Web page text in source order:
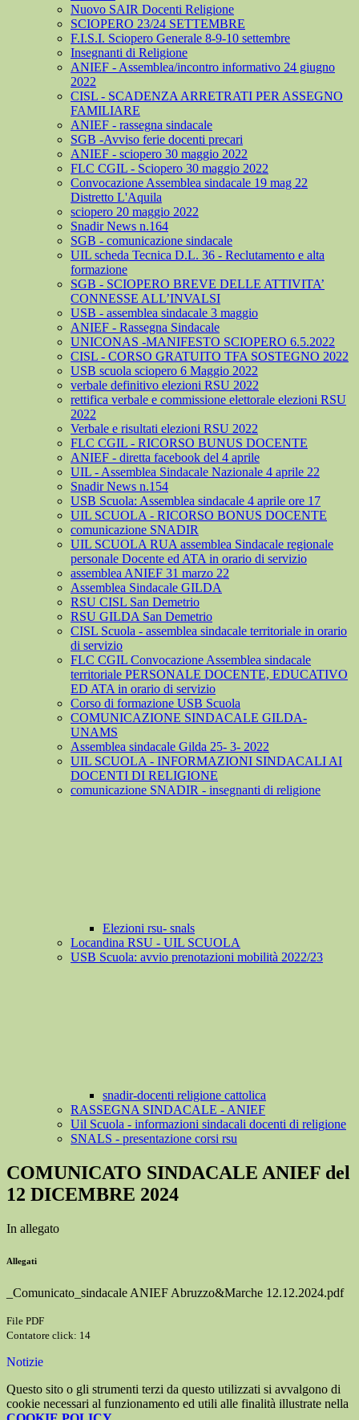
Nuovo SAIR Docenti Religione
SCIOPERO 23/24 SETTEMBRE
F.I.S.I. Sciopero Generale 8-9-10 settembre
Insegnanti di Religione
ANIEF - Assemblea/incontro informativo 24 giugno
2022
CISL - SCADENZA ARRETRATI PER ASSEGNO
FAMILIARE
ANIEF - rassegna sindacale
SGB -Avviso ferie docenti precari
ANIEF - sciopero 30 maggio 2022
FLC CGIL - Sciopero 30 maggio 2022
Convocazione Assemblea sindacale 19 mag 22
Distretto L'Aquila
sciopero 20 maggio 2022
Snadir News n.164
SGB - comunicazione sindacale
UIL scheda Tecnica D.L. 36 - Reclutamento e alta
formazione
SGB - SCIOPERO BREVE DELLE ATTIVITA’
CONNESSE ALL’INVALSI
USB - assemblea sindacale 3 maggio
ANIEF - Rassegna Sindacale
UNICONAS -MANIFESTO SCIOPERO 6.5.2022
CISL - CORSO GRATUITO TFA SOSTEGNO 2022
USB scuola sciopero 6 Maggio 2022
verbale definitivo elezioni RSU 2022
rettifica verbale e commissione elettorale elezioni RSU
2022
Verbale e risultati elezioni RSU 2022
FLC CGIL - RICORSO BUNUS DOCENTE
ANIEF - diretta facebook del 4 aprile
UIL - Assemblea Sindacale Nazionale 4 aprile 22
Snadir News n.154
USB Scuola: Assemblea sindacale 4 aprile ore 17
UIL SCUOLA - RICORSO BONUS DOCENTE
comunicazione SNADIR
UIL SCUOLA RUA assemblea Sindacale regionale
personale Docente ed ATA in orario di servizio
assemblea ANIEF 31 marzo 22
Assemblea Sindacale GILDA
RSU CISL San Demetrio
RSU GILDA San Demetrio
CISL Scuola - assemblea sindacale territoriale in orario
di servizio
FLC CGIL Convocazione Assemblea sindacale
territoriale PERSONALE DOCENTE, EDUCATIVO
ED ATA in orario di servizio
Corso di formazione USB Scuola
COMUNICAZIONE SINDACALE GILDA-
UNAMS
Assemblea sindacale Gilda 25- 3- 2022
UIL SCUOLA - INFORMAZIONI SINDACALI AI
DOCENTI DI RELIGIONE
comunicazione SNADIR - insegnanti di religione
Elezioni rsu- snals
Locandina RSU - UIL SCUOLA
USB Scuola: avvio prenotazioni mobilità 2022/23
snadir-docenti religione cattolica
RASSEGNA SINDACALE - ANIEF
Uil Scuola - informazioni sindacali docenti di religione
SNALS - presentazione corsi rsu
COMUNICATO SINDACALE ANIEF del
12 DICEMBRE 2024
In allegato
Allegati
_Comunicato_sindacale ANIEF Abruzzo&Marche 12.12.2024.pdf
File PDF
Contatore click: 14
Notizie
Questo sito o gli strumenti terzi da questo utilizzati si avvalgono di
cookie necessari al funzionamento ed utili alle finalità illustrate nella